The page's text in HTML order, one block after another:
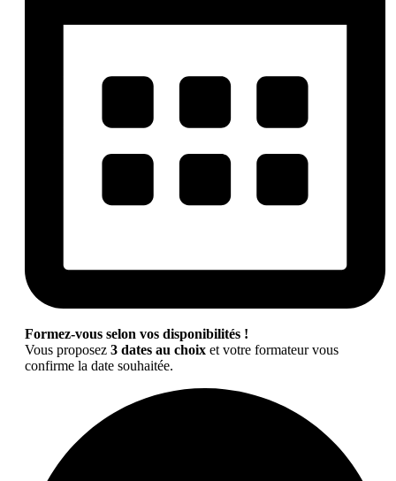
Formez-vous selon vos disponibilités !
Vous proposez 3 dates au choix et votre formateur vous
confirme la date souhaitée.